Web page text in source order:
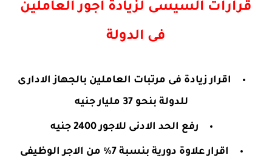
قرارات السيسى لزيادة اجور العاملين
فى الدولة
اقرار زيادة فى مرتبات العاملين بالجهاز الادارى
للدولة بنحو 37 مليار جنيه
رفع الحد الادنى للاجور 2400 جنيه
اقرار علاوة دورية بنسبة 7% من الاجر الوظيفى